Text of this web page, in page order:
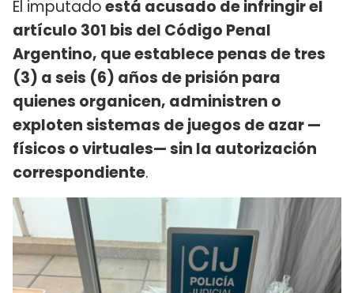
El imputadoestá acusado de infringir el
artículo 301 bis del Código Penal
Argentino, que establece penas de tres
(3) a seis (6) años de prisión para
quienes organicen, administren o
exploten sistemas de juegos de azar —
físicos o virtuales— sin la autorización
correspondiente.